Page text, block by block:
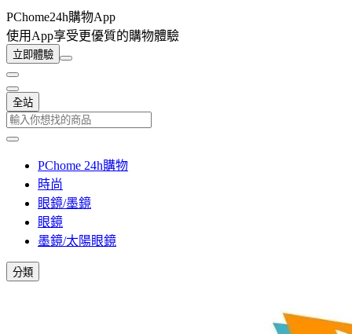
PChome24h購物App
使用App享受更優質的購物體驗
立即體驗
全站
PChome 24h購物
時尚
眼鏡/墨鏡
眼鏡
墨鏡/太陽眼鏡
分類